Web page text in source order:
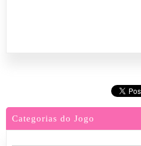
Categorias do Jogo